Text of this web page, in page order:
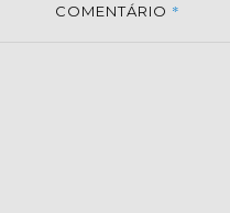
COMENTÁRIO *